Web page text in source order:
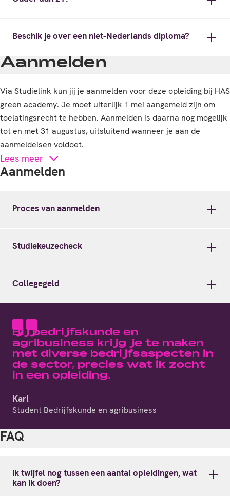
Beschik je over een niet-Nederlands diploma?
Aanmelden
Via Studielink kun jij je aanmelden voor deze opleiding bij HAS
green academy. Je moet uiterlijk 1 mei aangemeld zijn om
toelatingsrecht te hebben. Aanmelden is daarna nog mogelijk
tot en met 31 augustus, uitsluitend wanneer je aan de
aanmeldeisen voldoet.
Lees meer
Aanmelden
Proces van aanmelden
Studiekeuzecheck
Collegegeld
Bij bedrijfskunde en
agribusiness krijg je te maken
met diverse bedrijfsaspecten in
de sector, precies wat ik zocht
in een opleiding.
Karl
Student Bedrijfskunde en agribusiness
FAQ
Ik twijfel nog tussen een aantal opleidingen, wat
kan ik doen?